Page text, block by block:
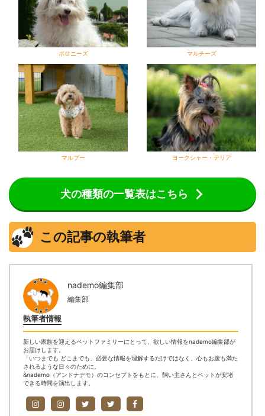
ボロニーズ マルチーズ
マルプー ヨークシャー・テリア
犬の種類の一覧表はこちら
この記事の執筆者
執筆者情報
nademo編集部
編集部
新しい家族を迎えるペットファミリーにとって、欲しい情報をnademo編集部が
お届けします。
「いつまでも どこまでも」必要な情報を理解するだけではなく、心もお腹も満た
されるような日々のために。
&nademo（アンドナデモ）のコンセプトをもとに、飼い主さんとペットが安堵
できる時間を演出します。